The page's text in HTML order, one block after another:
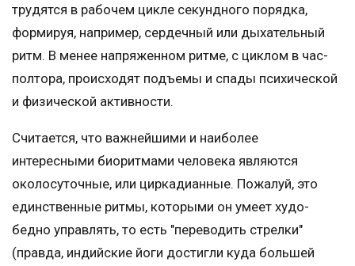
трудятся в рабочем цикле секундного порядка,
формируя, например, сердечный или дыхательный
ритм. В менее напряженном ритме, с циклом в час-
полтора, происходят подъемы и спады психической
и физической активности.
Считается, что важнейшими и наиболее
интересными биоритмами человека являются
околосуточные, или циркадианные. Пожалуй, это
единственные ритмы, которыми он умеет худо-
бедно управлять, то есть "переводить стрелки"
(правда, индийские йоги достигли куда большей